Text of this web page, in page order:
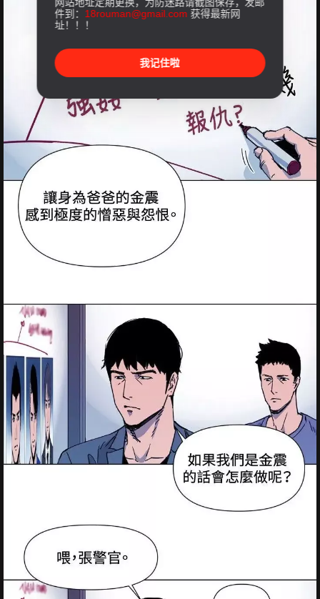
件到： 18rouman@gmail.com 获得最新网
址！！！
我记住啦